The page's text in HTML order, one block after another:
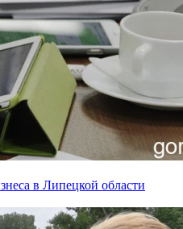
в Липецкой области